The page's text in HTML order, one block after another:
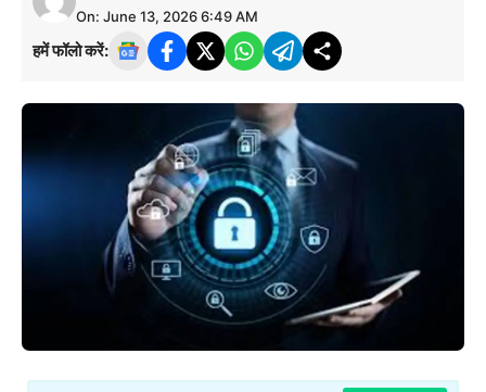
On: June 13, 2026 6:49 AM
हमें फॉलो करें: